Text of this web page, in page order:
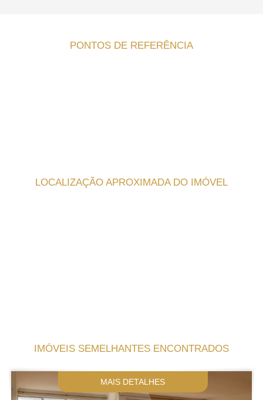
PONTOS DE REFERÊNCIA
LOCALIZAÇÃO APROXIMADA DO IMÓVEL
IMÓVEIS SEMELHANTES ENCONTRADOS
MAIS DETALHES